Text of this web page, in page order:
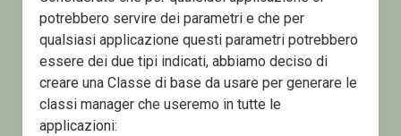
potrebbero servire dei parametri e che per
qualsiasi applicazione questi parametri potrebbero
essere dei due tipi indicati, abbiamo deciso di
creare una Classe di base da usare per generare le
classi manager che useremo in tutte le
applicazioni: